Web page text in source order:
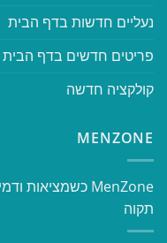
נעליים חדשות בדף הבית
פריטים חדשים בדף הבית
קולקציה חדשה
MENZONE
תקוה